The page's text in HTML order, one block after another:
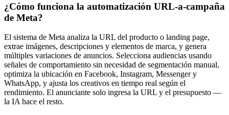
¿Cómo funciona la automatización URL-a-campaña
de Meta?
El sistema de Meta analiza la URL del producto o landing page,
extrae imágenes, descripciones y elementos de marca, y genera
múltiples variaciones de anuncios. Selecciona audiencias usando
señales de comportamiento sin necesidad de segmentación manual,
optimiza la ubicación en Facebook, Instagram, Messenger y
WhatsApp, y ajusta los creativos en tiempo real según el
rendimiento. El anunciante solo ingresa la URL y el presupuesto —
la IA hace el resto.